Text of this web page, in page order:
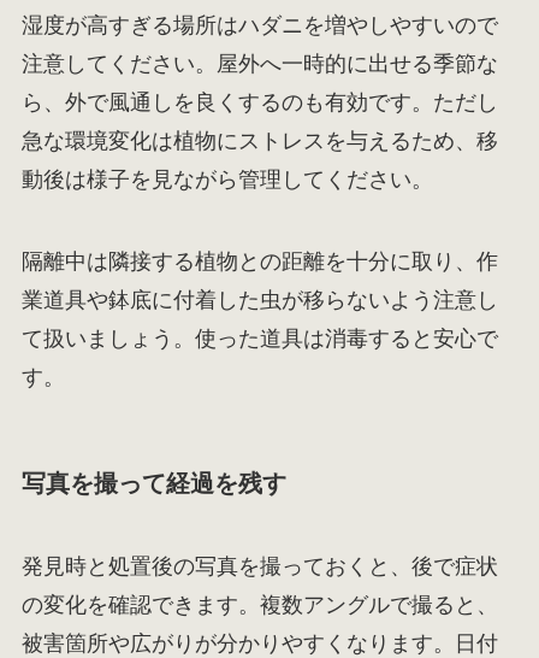
湿度が高すぎる場所はハダニを増やしやすいので
注意してください。屋外へ一時的に出せる季節な
ら、外で風通しを良くするのも有効です。ただし
急な環境変化は植物にストレスを与えるため、移
動後は様子を見ながら管理してください。
隔離中は隣接する植物との距離を十分に取り、作
業道具や鉢底に付着した虫が移らないよう注意し
て扱いましょう。使った道具は消毒すると安心で
す。
写真を撮って経過を残す
発見時と処置後の写真を撮っておくと、後で症状
の変化を確認できます。複数アングルで撮ると、
被害箇所や広がりが分かりやすくなります。日付